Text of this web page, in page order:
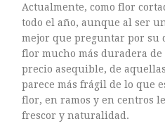
Actualmente, como flor
todo el año, aunque al ser
mejor que preguntar por su
flor mucho más duradera de
precio asequible, de
parece más frágil de lo que
flor, en ramos y en centros
frescor y naturalidad.